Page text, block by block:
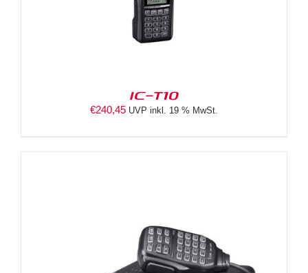
IC-T10
€240,45 UVP inkl. 19 % MwSt.